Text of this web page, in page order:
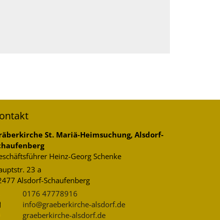
St. Mariä-Heimsuchung, Alsdorf-
Heinz-Georg Schenke
23 a
Alsdorf-Schaufenberg
0176 47778916
info@graeberkirche-alsdorf.de
graeberkirche-alsdorf.de